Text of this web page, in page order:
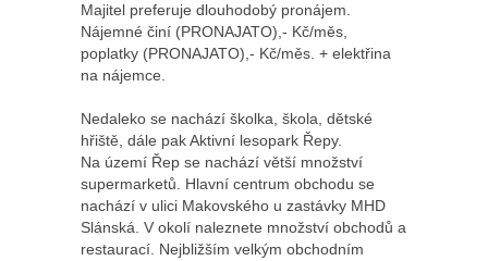
Majitel preferuje dlouhodobý pronájem.
Nájemné činí (PRONAJATO),- Kč/měs,
poplatky (PRONAJATO),- Kč/měs. + elektřina
na nájemce.
Nedaleko se nachází školka, škola, dětské
hřiště, dále pak Aktivní lesopark Řepy.
Na území Řep se nachází větší množství
supermarketů. Hlavní centrum obchodu se
nachází v ulici Makovského u zastávky MHD
Slánská. V okolí naleznete množství obchodů a
restaurací. Nejbližším velkým obchodním